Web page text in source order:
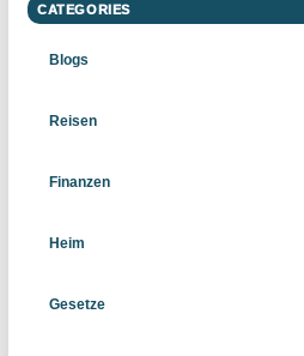
CATEGORIES
Blogs
Reisen
Finanzen
Heim
Gesetze